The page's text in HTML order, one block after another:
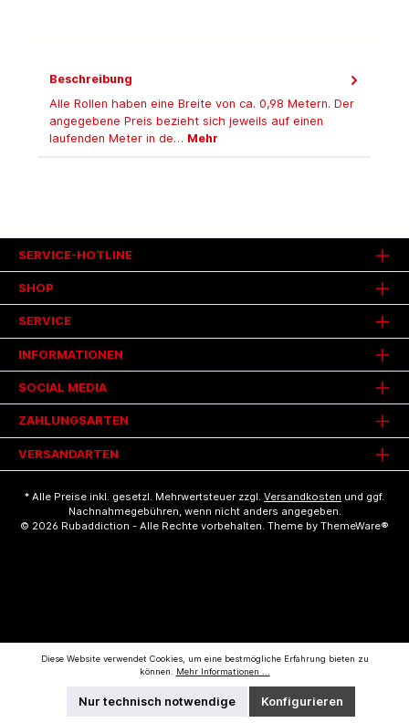
Beschreibung
Alle Rollen haben eine Breite von ca. 0,98 Metern. Der
angegebene Preis bezieht sich jeweils auf einen
laufenden Meter in de… Mehr
SHOP
SERVICE
INFORMATIONEN
SERVICE-HOTLINE
SOCIAL MEDIA
ZAHLUNGSARTEN
VERSANDARTEN
* Alle Preise inkl. gesetzl. Mehrwertsteuer zzgl. Versandkosten und ggf.
Nachnahmegebühren, wenn nicht anders angegeben.
© 2026 Rubaddiction - Alle Rechte vorbehalten. Theme by ThemeWare®
Diese Website verwendet Cookies, um eine bestmögliche Erfahrung bieten zu
können.
Mehr Informationen ...
Nur technisch notwendige Konfigurieren